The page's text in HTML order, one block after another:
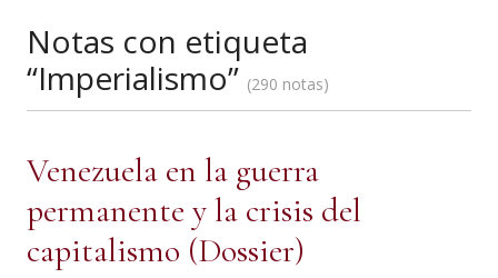
Notas con etiqueta
“Imperialismo”
290 notas
Venezuela en la guerra
permanente y la crisis del
capitalismo (Dossier)